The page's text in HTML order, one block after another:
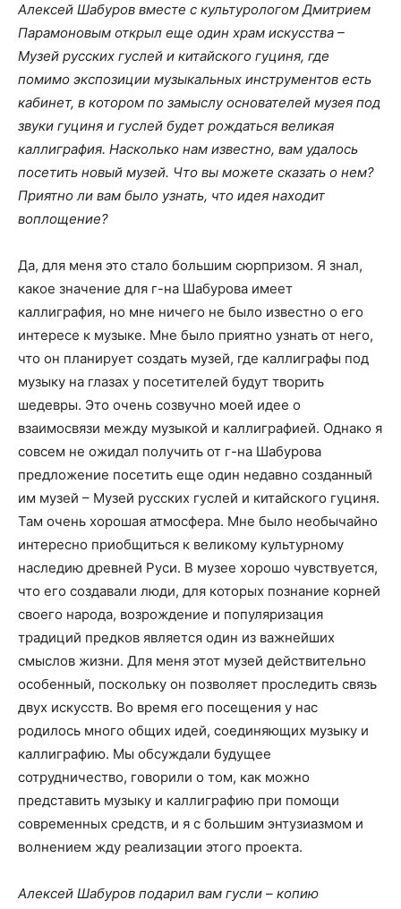
Алексей Шабуров вместе с культурологом Дмитрием
Парамоновым открыл еще один храм искусства –
Музей русских гуслей и китайского гуциня, где
помимо экспозиции музыкальных инструментов есть
кабинет, в котором по замыслу основателей музея под
звуки гуциня и гуслей будет рождаться великая
каллиграфия. Насколько нам известно, вам удалось
посетить новый музей. Что вы можете сказать о нем?
Приятно ли вам было узнать, что идея находит
воплощение?
Да, для меня это стало большим сюрпризом. Я знал,
какое значение для г-на Шабурова имеет
каллиграфия, но мне ничего не было известно о его
интересе к музыке. Мне было приятно узнать от него,
что он планирует создать музей, где каллиграфы под
музыку на глазах у посетителей будут творить
шедевры. Это очень созвучно моей идее о
взаимосвязи между музыкой и каллиграфией. Однако я
совсем не ожидал получить от г-на Шабурова
предложение посетить еще один недавно созданный
им музей – Музей русских гуслей и китайского гуциня.
Там очень хорошая атмосфера. Мне было необычайно
интересно приобщиться к великому культурному
наследию древней Руси. В музее хорошо чувствуется,
что его создавали люди, для которых познание корней
своего народа, возрождение и популяризация
традиций предков является один из важнейших
смыслов жизни. Для меня этот музей действительно
особенный, поскольку он позволяет проследить связь
двух искусств. Во время его посещения у нас
родилось много общих идей, соединяющих музыку и
каллиграфию. Мы обсуждали будущее
сотрудничество, говорили о том, как можно
представить музыку и каллиграфию при помощи
современных средств, и я с большим энтузиазмом и
волнением жду реализации этого проекта.
Алексей Шабуров подарил вам гусли – копию